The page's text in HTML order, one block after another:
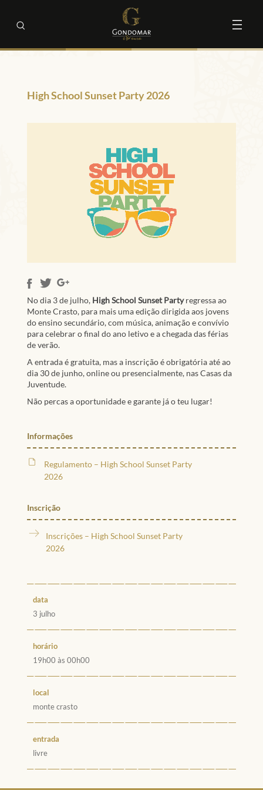
High School Sunset Party 2026
No dia 3 de julho, High School Sunset Partyregressa ao
Monte Crasto, para mais uma edição dirigida aos jovens
do ensino secundário, com música, animação e convívio
para celebrar o final do ano letivo e a chegada das férias
de verão.
A entrada é gratuita, mas a inscrição é obrigatória até ao
dia 30 de junho, online ou presencialmente, nas Casas da
Juventude.
Não percas a oportunidade e garante já o teu lugar!
Informações
Regulamento – High School Sunset Party
2026
Inscrição
Inscrições – High School Sunset Party
2026
data
3 julho
horário
19h00 às 00h00
local
monte crasto
entrada
livre